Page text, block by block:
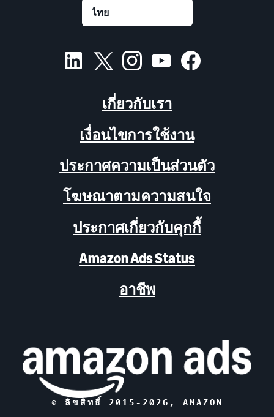
เกี่ยวกับเรา
เงื่อนไขการใช้งาน
ประกาศความเป็นส่วนตัว
โฆษณาตามความสนใจ
ประกาศเกี่ยวกับคุกกี้
Amazon Ads Status
อาชีพ
© ลิขสิทธิ์ 2015- 2026 , AMAZON